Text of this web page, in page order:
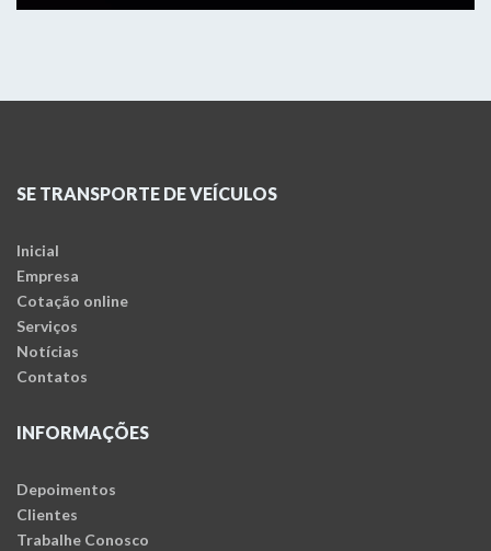
SE TRANSPORTE DE VEÍCULOS
Inicial
Empresa
Cotação online
Serviços
Notícias
Contatos
INFORMAÇÕES
Depoimentos
Clientes
Trabalhe Conosco